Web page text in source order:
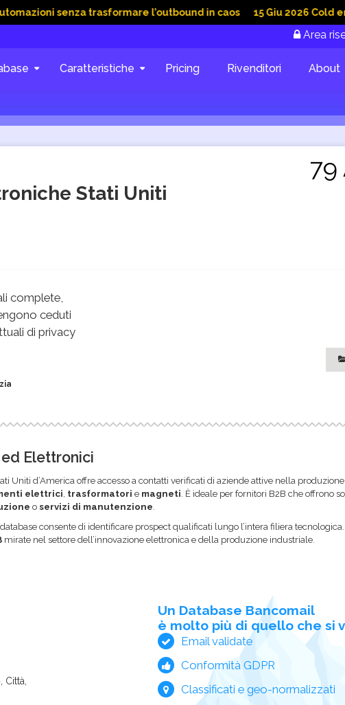
senza trasformare l’outbound in caos 15 Giu 2026 Cold email nel
Area
Caratteristiche Pricing Rivenditori About
Stati Uniti
79
complete,
ceduti
di privacy
Elettronici
Uniti d’America offre accesso a contatti verificati di aziende attive nella
elettrici trasformatori e magneti . È ideale per fornitori B2B che offrono
o servizi di manutenzione
consente di identificare prospect qualificati lungo l’intera filiera tecnologica.
mirate nel settore dell’innovazione elettronica e della produzione industriale.
Città,
Un Database Bancomail
è molto più di quello che si
Email validate
Conformità GDPR
Classificati e geo-normalizzati